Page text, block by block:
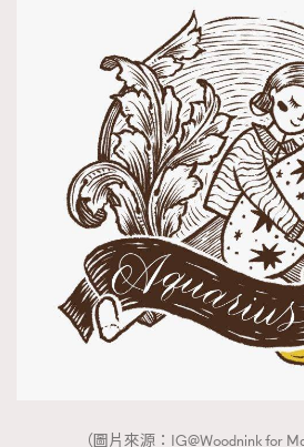
（圖片來源：IG@Woodnink for